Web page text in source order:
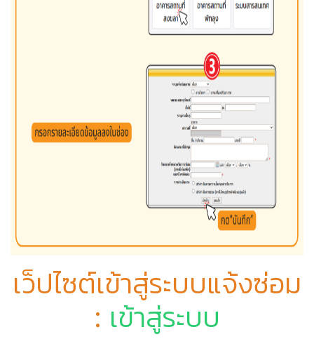
เว็ปไซต์เข้าสู่ระบบแจ้งซ่อม
: เข้าสู่ระบบ